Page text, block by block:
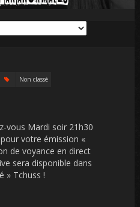
Non classé
vous Mardi soir 21h30
votre émission «
de voyance en direct
sera disponible dans
» Tchuss !